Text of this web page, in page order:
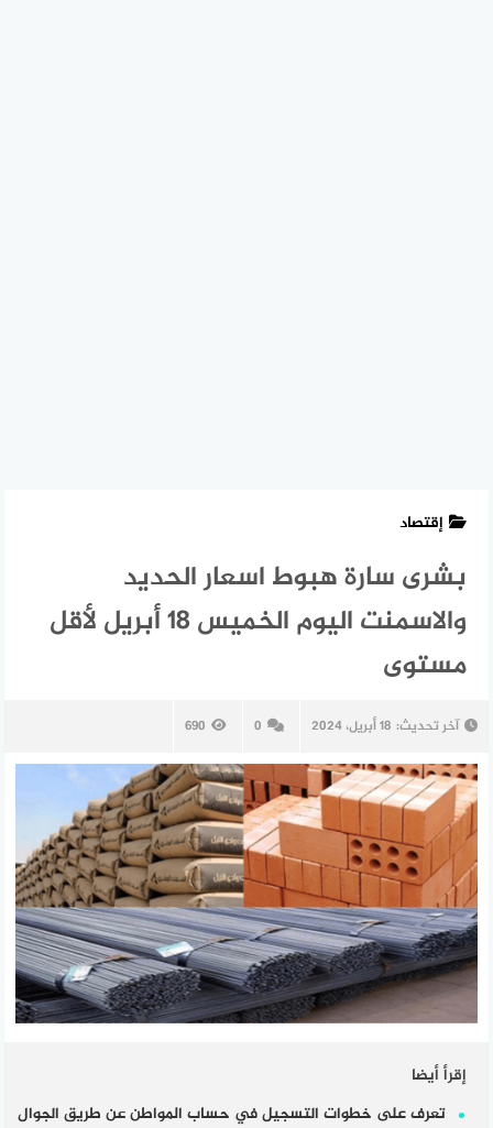
إقتصاد
بشرى سارة هبوط اسعار الحديد
والاسمنت اليوم الخميس 18 أبريل لأقل
مستوى
آخر تحديث: 18 أبريل، 2024 0
690
إقرأ أيضا
تعرف على خطوات التسجيل في حساب المواطن عن طريق الجوال